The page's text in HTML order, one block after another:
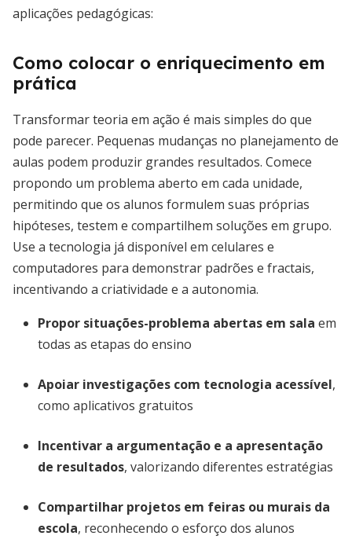
aplicações pedagógicas:
Como colocar o enriquecimento em
prática
Transformar teoria em ação é mais simples do que
pode parecer. Pequenas mudanças no planejamento de
aulas podem produzir grandes resultados. Comece
propondo um problema aberto em cada unidade,
permitindo que os alunos formulem suas próprias
hipóteses, testem e compartilhem soluções em grupo.
Use a tecnologia já disponível em celulares e
computadores para demonstrar padrões e fractais,
incentivando a criatividade e a autonomia.
Propor situações-problema abertas em sala em
todas as etapas do ensino
Apoiar investigações com tecnologia acessível,
como aplicativos gratuitos
Incentivar a argumentação e a apresentação
de resultados, valorizando diferentes estratégias
Compartilhar projetos em feiras ou murais da
escola, reconhecendo o esforço dos alunos